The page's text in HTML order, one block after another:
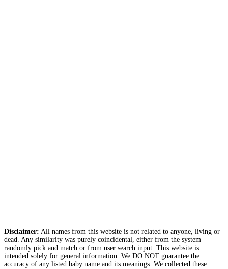
Disclaimer: All names from this website is not related to anyone, living or
dead. Any similarity was purely coincidental, either from the system
randomly pick and match or from user search input. This website is
intended solely for general information. We DO NOT guarantee the
accuracy of any listed baby name and its meanings. We collected these